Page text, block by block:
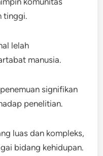
tinggi.
lelah
manusia.
signifikan
penelitian.
luas dan kompleks,
bidang kehidupan.